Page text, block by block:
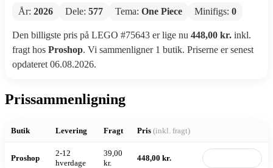
År: 2026 Dele: 577 Tema: One Piece Minifigs: 0
Den billigste pris på LEGO #75643 er lige nu 448,00 kr. inkl.
fragt hos Proshop. Vi sammenligner 1 butik. Priserne er senest
opdateret 06.08.2026.
Prissammenligning
Butik Levering Fragt Pris (inkl. fragt)
Proshop
2-12
hverdage
39,00
kr.
448,00 kr.